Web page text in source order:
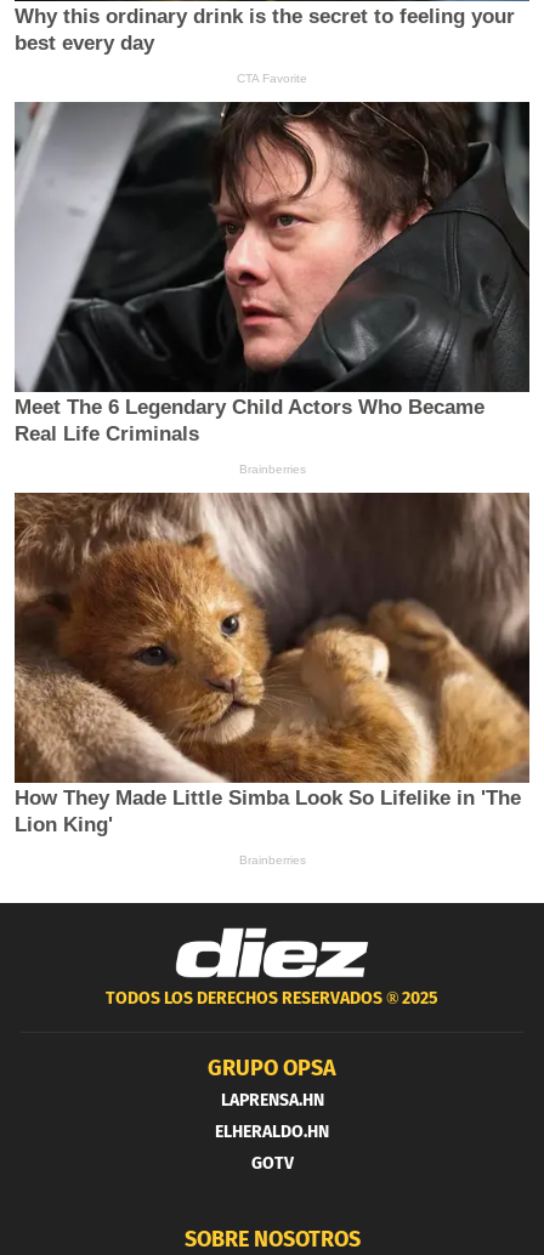
TODOS LOS DERECHOS RESERVADOS ®2025
GRUPO OPSA
LAPRENSA.HN
ELHERALDO.HN
GOTV
SOBRE NOSOTROS